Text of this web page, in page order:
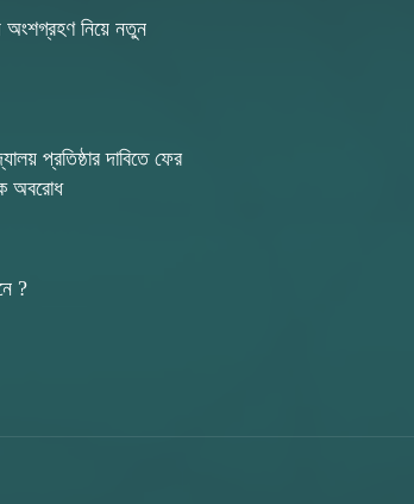
অংশগ্রহণ নিয়ে নতুন
প্রতিষ্ঠার দাবিতে ফের
অবরোধ
?